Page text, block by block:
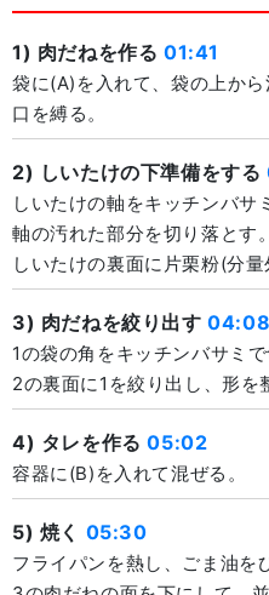
1) 肉だねを作る 01:41
袋に(A)を入れて、袋の上から
口を縛る。
2) しいたけの下準備をする
しいたけの軸をキッチンバサ
軸の汚れた部分を切り落とす。
しいたけの裏面に片栗粉(分量
3) 肉だねを絞り出す04:08
1の袋の角をキッチンバサミで
2の裏面に1を絞り出し、形を
4) タレを作る05:02
容器に(B)を入れて混ぜる。
5) 焼く 05:30
フライパンを熱し、ごま油を